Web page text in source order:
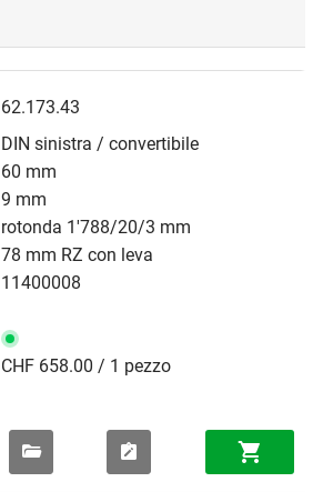
62.173.43
DIN sinistra / convertibile
60 mm
9 mm
rotonda 1'788/20/3 mm
78 mm RZ con leva
11400008
CHF 658.00 / 1 pezzo